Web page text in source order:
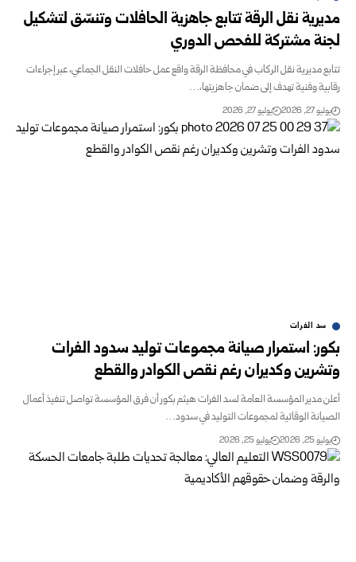
مديرية نقل الرقة تتابع جاهزية الحافلات وتنسّق لتشكيل
لجنة مشتركة للفحص الدوري
تتابع مديرية نقل الركاب في محافظة الرقة واقع عمل حافلات النقل الجماعي، عبر إجراءات
رقابية وفنية تهدف إلى ضمان جاهزيتها،…
يوليو 27, 2026 يوليو 27, 2026
سد الفرات
بكور: استمرار صيانة مجموعات توليد سدود الفرات
وتشرين وكديران رغم نقص الكوادر والقطع
أعلن مدير المؤسسة العامة لسد الفرات هيثم بكور أن فرق المؤسسة تواصل تنفيذ أعمال
الصيانة الوقائية لمجموعات التوليد في سدود…
يوليو 25, 2026 يوليو 25, 2026